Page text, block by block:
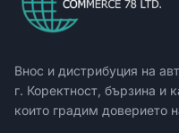
Внос и дистрибуция на
г. Коректност, бързина и
които градим доверието